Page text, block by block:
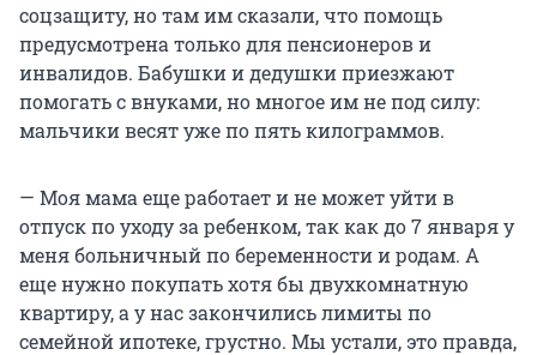
соцзащиту, но там им сказали, что помощь
предусмотрена только для пенсионеров и
инвалидов. Бабушки и дедушки приезжают
помогать с внуками, но многое им не под силу:
мальчики весят уже по пять килограммов.
— Моя мама еще работает и не может уйти в
отпуск по уходу за ребенком, так как до 7 января у
меня больничный по беременности и родам. А
еще нужно покупать хотя бы двухкомнатную
квартиру, а у нас закончились лимиты по
семейной ипотеке, грустно. Мы устали, это правда,